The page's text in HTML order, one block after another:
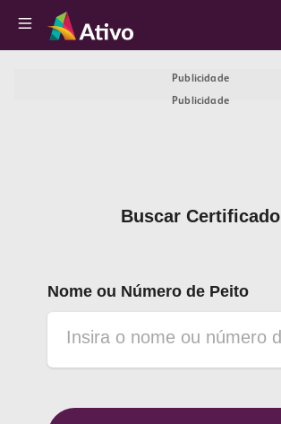
Publicidade
Publicidade
Buscar Certificado
Nome ou Número de Peito